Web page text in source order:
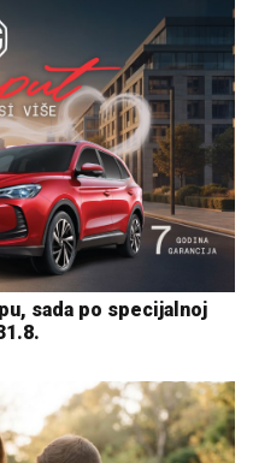
sada po specijalnoj